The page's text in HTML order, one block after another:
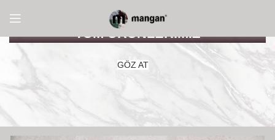
TÜM ÜRÜNLERİMİZ
GÖZ AT